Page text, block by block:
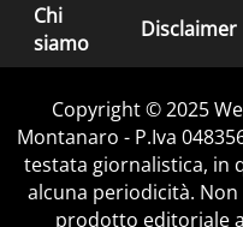
Chi
siamo
Disclaimer
Copyright © 2025
Montanaro - P.Iva
testata giornalistica, in
alcuna periodicità.
prodotto editoriale